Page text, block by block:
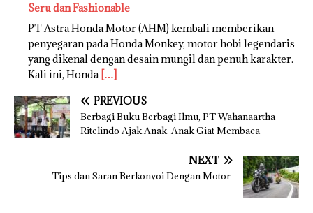
Seru dan Fashionable
PT Astra Honda Motor (AHM) kembali memberikan
penyegaran pada Honda Monkey, motor hobi legendaris
yang dikenal dengan desain mungil dan penuh karakter.
Kali ini, Honda […]
PREVIOUS
Berbagi Buku Berbagi Ilmu, PT Wahanaartha
Ritelindo Ajak Anak-Anak Giat Membaca
NEXT
Tips dan Saran Berkonvoi Dengan Motor